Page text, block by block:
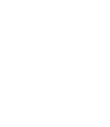
力不减，他们将前往启
如此异想天开的情境中